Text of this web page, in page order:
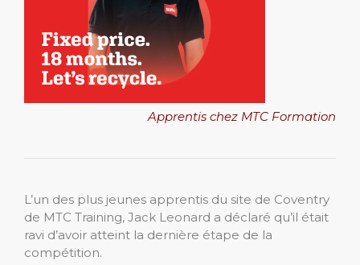
Apprentis chez MTC Formation
L’un des plus jeunes apprentis du site de Coventry
de MTC Training, Jack Leonard a déclaré qu’il était
ravi d’avoir atteint la dernière étape de la
compétition.